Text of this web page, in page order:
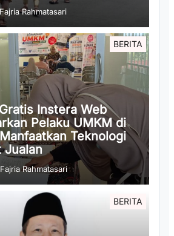
Fajria Rahmatasari
BERITA
Instera Web
Pelaku UMKM di
Teknologi
Jualan
Fajria Rahmatasari
BERITA